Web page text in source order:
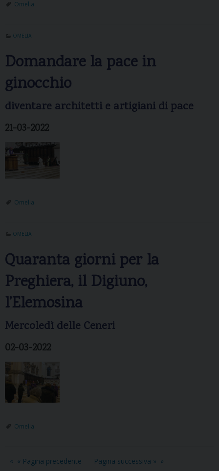
Omelia
OMELIA
Domandare la pace in
ginocchio
diventare architetti e artigiani di pace
21-03-2022
Omelia
OMELIA
Quaranta giorni per la
Preghiera, il Digiuno,
l’Elemosina
Mercoledì delle Ceneri
02-03-2022
Omelia
« Pagina precedente Pagina successiva »